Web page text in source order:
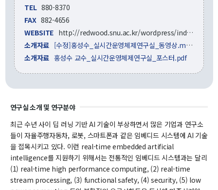
객원교수
명예교수 및 전직교수
역대학부장
연구실/연구소
연구실
전기정보세미나
교육
교과과정
교과목이수규정
TEL 880-8370
FAX 882-4656
WEBSITE http://redwood.snu.ac.kr/wordpress/index.php/research_new/
소개자료 [수정]홍성수_실시간운영체제연구실_동영상.mp4
소개자료 홍성수 교수_실시간운영체제연구실_포스터.pdf
연구실 소개 및 연구분야
최근 수년 사이 딥 러닝 기반 AI 기술이 부상하면서 많은 기업과 연구소
들이 자율주행자동차, 로봇, 스마트폰과 같은 임베디드 시스템에 AI 기술
을 접목시키고 있다. 이런 real-time embedded artificial
intelligence를 지원하기 위해서는 전통적인 임베디드 시스템과는 달리
(1) real-time high performance computing, (2) real-time
stream processing, (3) functional safety, (4) security, (5) low